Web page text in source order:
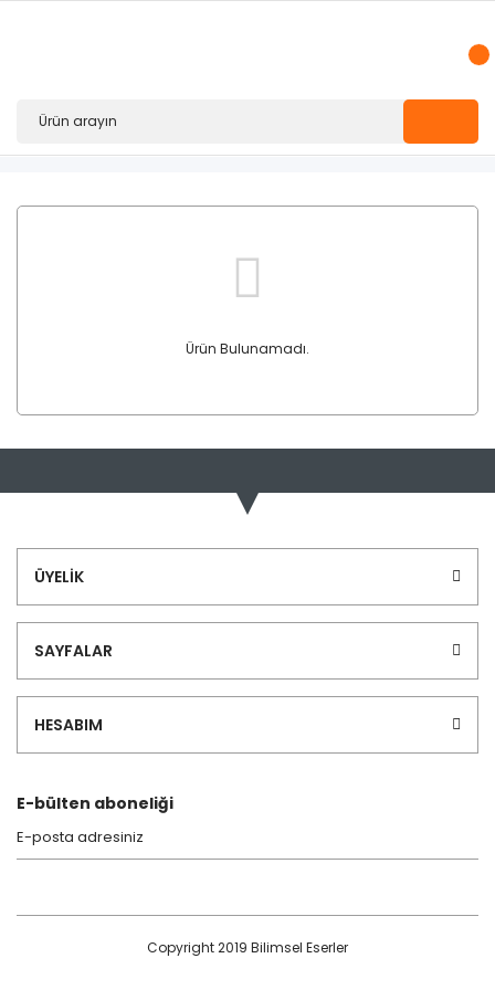
Ürün Bulunamadı.
ÜYELİK
SAYFALAR
HESABIM
E-bülten aboneliği
Copyright 2019 Bilimsel Eserler